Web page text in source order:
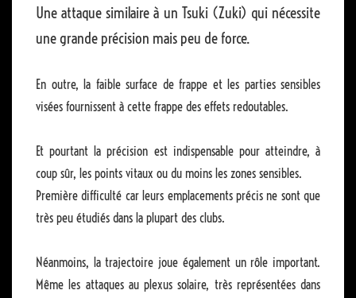
Une attaque similaire à un Tsuki (Zuki) qui nécessite
une grande précision mais peu de force.
En outre, la faible surface de frappe et les parties sensibles
visées fournissent à cette frappe des effets redoutables.
Et pourtant la précision est indispensable pour atteindre, à
coup sûr, les points vitaux ou du moins les zones sensibles.
Première difficulté car leurs emplacements précis ne sont que
très peu étudiés dans la plupart des clubs.
Néanmoins, la trajectoire joue également un rôle important.
Même les attaques au plexus solaire, très représentées dans